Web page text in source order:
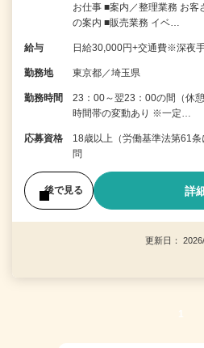
お仕事 ■案内／整理業務 お
の案内 ■販売業務 イベ…
給与 日給30,000円+交通費※深夜
勤務地 東京都／埼玉県
勤務時間
23：00～翌23：00の間（休
時間帯の変動あり ※一定…
応募資格
18歳以上（労働基準法第61
問
後で見る 詳
更新日：
1